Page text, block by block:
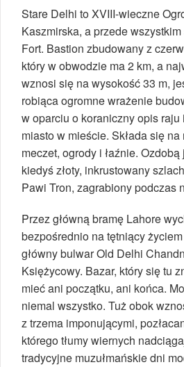
Stare Delhi to XVIII-wieczne
Kaszmirska, a przede
Fort. Bastion zbudowany z
który w obwodzie ma 2 km, a
wznosi się na wysokość 33 m,
robiąca ogromne wrażenie
w oparciu o koraniczny opis
miasto w mieście. Składa się na
meczet, ogrody i łaźnie.
kiedyś złoty, inkrustowany
Pawi Tron, zagrabiony podczas
Przez główną bramę Lahore
bezpośrednio na tętniący
główny bulwar Old Delhi
Księżycowy. Bazar, który się tu
mieć ani początku, ani końca.
niemal wszystko. Tuż obok
z trzema imponującymi,
którego tłumy wiernych
tradycyjne muzułmańskie dni